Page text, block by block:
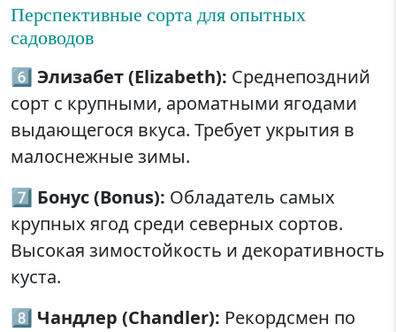
Перспективные сорта для опытных
садоводов
6️⃣ Элизабет (Elizabeth): Среднепоздний
сорт с крупными, ароматными ягодами
выдающегося вкуса. Требует укрытия в
малоснежные зимы.
7️⃣ Бонус (Bonus): Обладатель самых
крупных ягод среди северных сортов.
Высокая зимостойкость и декоративность
куста.
8️⃣ Чандлер (Chandler): Рекордсмен по